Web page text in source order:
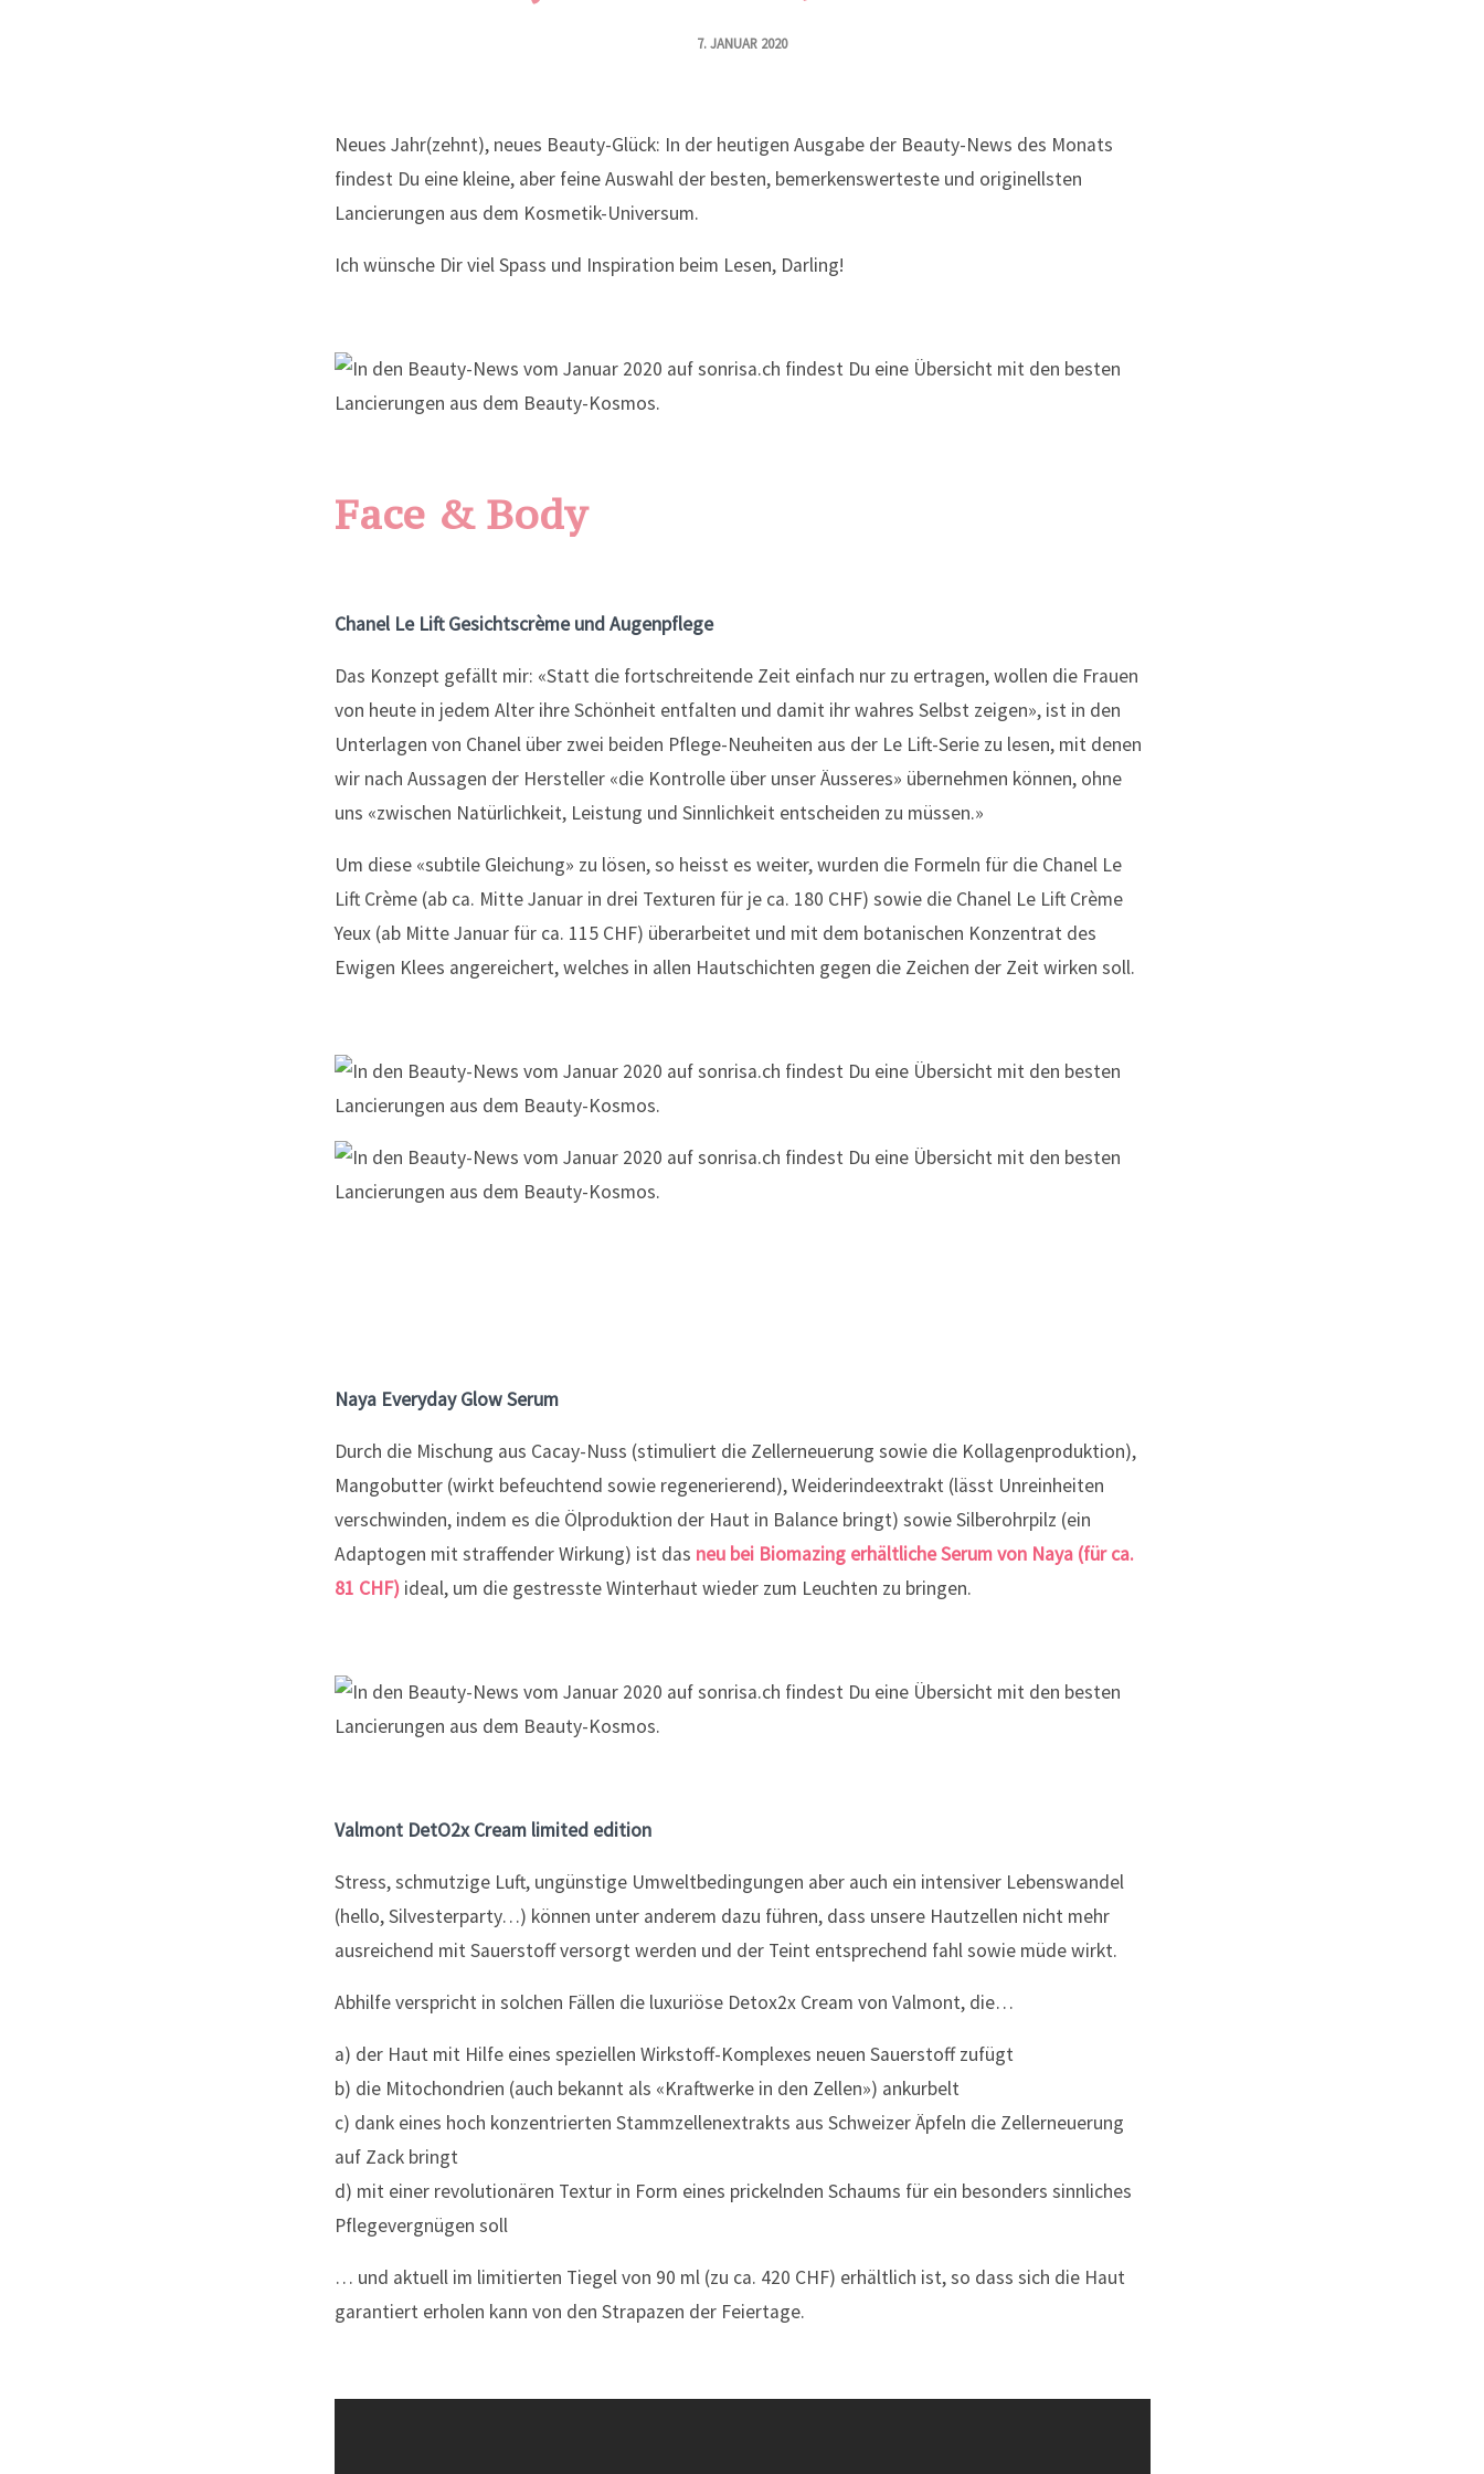
7. JANUAR 2020
Neues Jahr(zehnt), neues Beauty-Glück: In der heutigen Ausgabe der Beauty-News des Monats
findest Du eine kleine, aber feine Auswahl der besten, bemerkenswerteste und originellsten
Lancierungen aus dem Kosmetik-Universum.
Ich wünsche Dir viel Spass und Inspiration beim Lesen, Darling!
Face & Body
Chanel Le Lift Gesichtscrème und Augenpflege
Das Konzept gefällt mir: «Statt die fortschreitende Zeit einfach nur zu ertragen, wollen die Frauen
von heute in jedem Alter ihre Schönheit entfalten und damit ihr wahres Selbst zeigen», ist in den
Unterlagen von Chanel über zwei beiden Pflege-Neuheiten aus der Le Lift-Serie zu lesen, mit denen
wir nach Aussagen der Hersteller «die Kontrolle über unser Äusseres» übernehmen können, ohne
uns «zwischen Natürlichkeit, Leistung und Sinnlichkeit entscheiden zu müssen.»
Um diese «subtile Gleichung» zu lösen, so heisst es weiter, wurden die Formeln für die Chanel Le
Lift Crème (ab ca. Mitte Januar in drei Texturen für je ca. 180 CHF) sowie die Chanel Le Lift Crème
Yeux (ab Mitte Januar für ca. 115 CHF) überarbeitet und mit dem botanischen Konzentrat des
Ewigen Klees angereichert, welches in allen Hautschichten gegen die Zeichen der Zeit wirken soll.
Naya Everyday Glow Serum
Durch die Mischung aus Cacay-Nuss (stimuliert die Zellerneuerung sowie die Kollagenproduktion),
Mangobutter (wirkt befeuchtend sowie regenerierend), Weiderindeextrakt (lässt Unreinheiten
verschwinden, indem es die Ölproduktion der Haut in Balance bringt) sowie Silberohrpilz (ein
Adaptogen mit straffender Wirkung) ist das neu bei Biomazing erhältliche Serum von Naya (für ca.
81 CHF)ideal, um die gestresste Winterhaut wieder zum Leuchten zu bringen.
Valmont DetO2x Cream limited edition
Stress, schmutzige Luft, ungünstige Umweltbedingungen aber auch ein intensiver Lebenswandel
(hello, Silvesterparty…) können unter anderem dazu führen, dass unsere Hautzellen nicht mehr
ausreichend mit Sauerstoff versorgt werden und der Teint entsprechend fahl sowie müde wirkt.
Abhilfe verspricht in solchen Fällen die luxuriöse Detox2x Cream von Valmont, die…
a) der Haut mit Hilfe eines speziellen Wirkstoff-Komplexes neuen Sauerstoff zufügt
b) die Mitochondrien (auch bekannt als «Kraftwerke in den Zellen») ankurbelt
c) dank eines hoch konzentrierten Stammzellenextrakts aus Schweizer Äpfeln die Zellerneuerung
auf Zack bringt
d) mit einer revolutionären Textur in Form eines prickelnden Schaums für ein besonders sinnliches
Pflegevergnügen soll
… und aktuell im limitierten Tiegel von 90 ml (zu ca. 420 CHF) erhältlich ist, so dass sich die Haut
garantiert erholen kann von den Strapazen der Feiertage.